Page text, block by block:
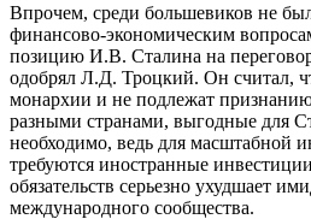
Впрочем, среди большевиков не
финансово-экономическим
позицию И.В. Сталина на
одобрял Л.Д. Троцкий. Он считал,
монархии и не подлежат
разными странами, выгодные для
необходимо, ведь для масштабной
требуются иностранные
обязательств серьезно ухудшает
международного сообщества.